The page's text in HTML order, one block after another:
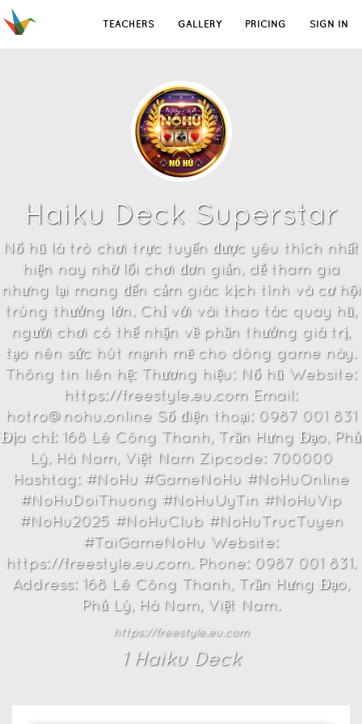
TEACHERS GALLERY PRICING SIGN IN
Haiku Deck Superstar
Nổ hũ là trò chơi trực tuyến được yêu thích nhất
hiện nay nhờ lối chơi đơn giản, dễ tham gia
nhưng lại mang đến cảm giác kịch tính và cơ hội
trúng thưởng lớn. Chỉ với vài thao tác quay hũ,
người chơi có thể nhận về phần thưởng giá trị,
tạo nên sức hút mạnh mẽ cho dòng game này.
Thông tin liên hệ: Thương hiệu: Nổ hũ Website:
https://freestyle.eu.com Email:
hotro@nohu.online Số điện thoại: 0987 001 831
Địa chỉ: 168 Lê Công Thanh, Trần Hưng Đạo, Phủ
Lý, Hà Nam, Việt Nam Zipcode: 700000
Hashtag: #NoHu #GameNoHu #NoHuOnline
#NoHuDoiThuong #NoHuUyTin #NoHuVip
#NoHu2025 #NoHuClub #NoHuTrucTuyen
#TaiGameNoHu Website:
https://freestyle.eu.com. Phone: 0987 001 831.
Address: 168 Lê Công Thanh, Trần Hưng Đạo,
Phủ Lý, Hà Nam, Việt Nam.
https://freestyle.eu.com
1Haiku Deck